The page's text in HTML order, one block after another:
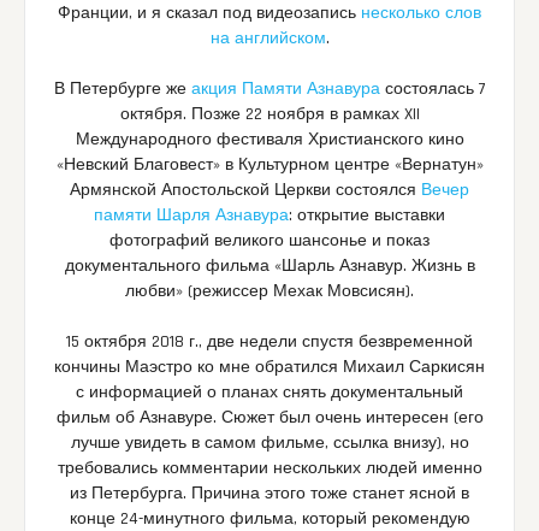
Франции, и я сказал под видеозапись несколько слов
на английском.
В Петербурге же акция Памяти Азнавурасостоялась 7
октября. Позже 22 ноября в рамках XII
Международного фестиваля Христианского кино
«Невский Благовест» в Культурном центре «Вернатун»
Армянской Апостольской Церкви состоялся Вечер
памяти Шарля Азнавура: открытие выставки
фотографий великого шансонье и показ
документального фильма «Шарль Азнавур. Жизнь в
любви» (режиссер Мехак Мовсисян).
15 октября 2018 г., две недели спустя безвременной
кончины Маэстро ко мне обратился Михаил Саркисян
с информацией о планах снять документальный
фильм об Азнавуре. Сюжет был очень интересен (его
лучше увидеть в самом фильме, ссылка внизу), но
требовались комментарии нескольких людей именно
из Петербурга. Причина этого тоже станет ясной в
конце 24-минутного фильма, который рекомендую